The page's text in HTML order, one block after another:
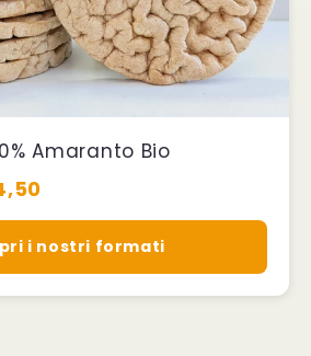
Amaranto Bio
i nostri formati